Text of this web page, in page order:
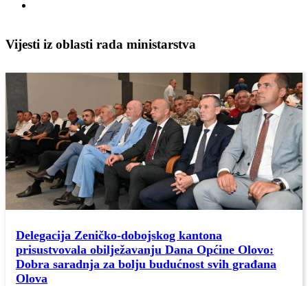
Vijesti iz oblasti rada ministarstva
Delegacija Zeničko-dobojskog kantona
prisustvovala obilježavanju Dana Općine Olovo:
Dobra saradnja za bolju budućnost svih građana
Olova